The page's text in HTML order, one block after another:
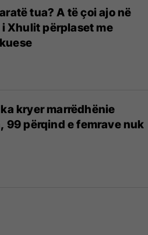
tua? A të çoi ajo në
Xhulit përplaset me
kryer marrëdhënie
99 përqind e femrave nuk